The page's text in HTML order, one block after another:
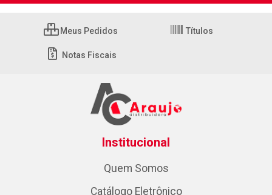
Meus Pedidos Títulos
Notas Fiscais
Institucional
Quem Somos
Catálogo Eletrônico